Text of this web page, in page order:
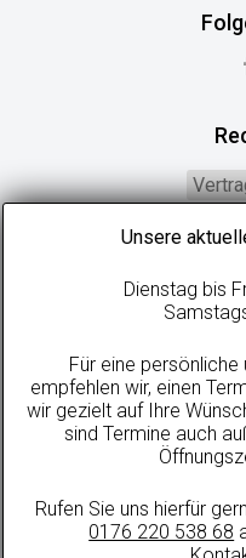
© 2021
Unsere
Dienstag bis
Für eine
empfehlen wir, einen
wir gezielt auf Ihre
sind Termine auch
Rufen Sie uns hierfür
0176 220 538 68